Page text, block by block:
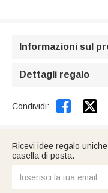
Informazioni sul
Dettagli regalo
Condividi: 
Ricevi idee regalo
casella di posta.